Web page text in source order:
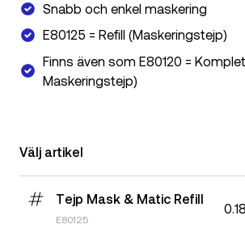
Snabb och enkel maskering
E80125 = Refill (Maskeringstejp)
Finns även som E80120 =
Maskeringstejp)
Välj artikel
Tejp Mask & Matic Refill
E80125